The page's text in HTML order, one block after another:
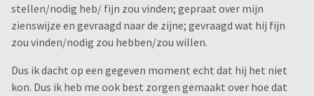
stellen/nodig heb/ fijn zou vinden; gepraat over mijn
zienswijze en gevraagd naar de zijne; gevraagd wat hij fijn
zou vinden/nodig zou hebben/zou willen.
Dus ik dacht op een gegeven moment echt dat hij het niet
kon. Dus ik heb me ook best zorgen gemaakt over hoe dat